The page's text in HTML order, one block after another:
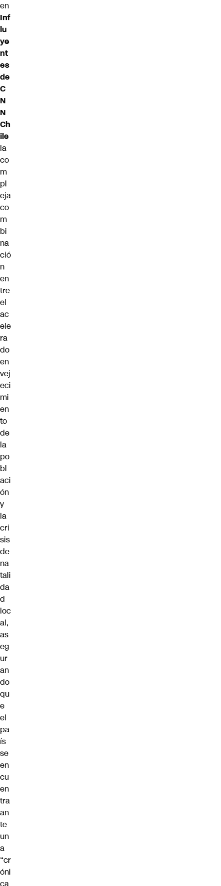
en
Inf
lu
ye
nt
es
de
C
N
N
Ch
ile
la
co
m
pl
eja
co
m
bi
na
ció
n
en
tre
el
ac
ele
ra
do
en
vej
eci
mi
en
to
de
la
po
bl
aci
ón
y
la
cri
sis
de
na
tali
da
d
loc
al,
as
eg
ur
an
do
qu
e
el
pa
ís
se
en
cu
en
tra
an
te
un
a
“cr
óni